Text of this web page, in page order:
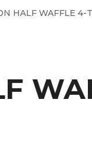
HALF WAFFLE 4-